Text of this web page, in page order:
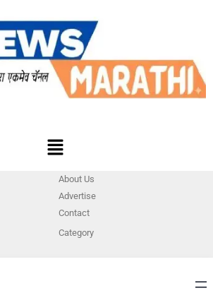
About Us
Advertise
Contact
Category